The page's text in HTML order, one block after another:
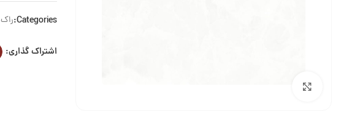
Categories: راک
اشتراک گذاری: